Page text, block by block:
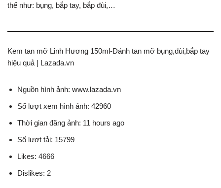
thể như: bụng, bắp tay, bắp đùi,…
Kem tan mỡ Linh Hương 150ml-Đánh tan mỡ bụng,đùi,bắp tay
hiệu quả | Lazada.vn
Nguồn hình ảnh: www.lazada.vn
Số lượt xem hình ảnh: 42960
Thời gian đăng ảnh: 11 hours ago
Số lượt tải: 15799
Likes: 4666
Dislikes: 2